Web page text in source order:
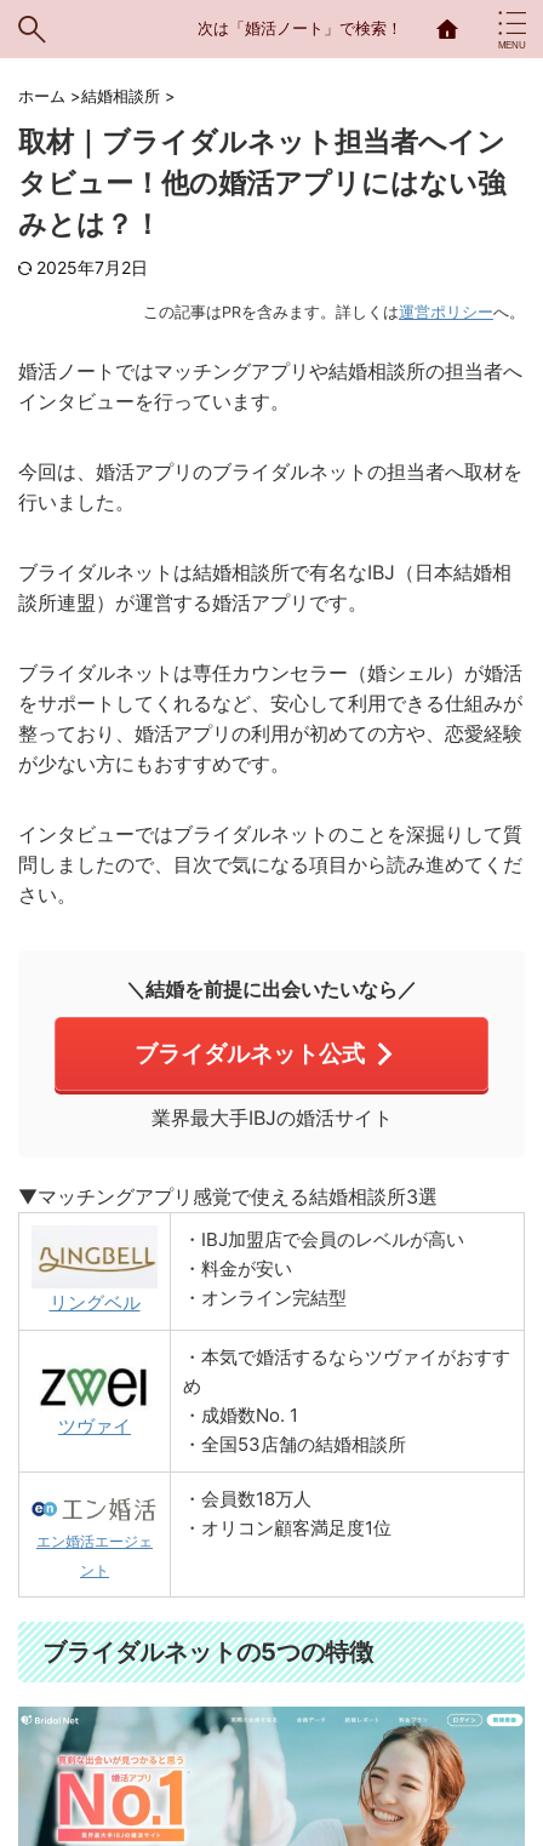
次は「婚活ノート」で検索！
ホーム >結婚相談所 >
取材｜ブライダルネット担当者へイン
タビュー！他の婚活アプリにはない強
みとは？！
2025年7月2日
この記事はPRを含みます。詳しくは運営ポリシーへ。
婚活ノートではマッチングアプリや結婚相談所の担当者へ
インタビューを行っています。
今回は、婚活アプリのブライダルネットの担当者へ取材を
行いました。
ブライダルネットは結婚相談所で有名なIBJ（日本結婚相
談所連盟）が運営する婚活アプリです。
ブライダルネットは専任カウンセラー（婚シェル）が婚活
をサポートしてくれるなど、安心して利用できる仕組みが
整っており、婚活アプリの利用が初めての方や、恋愛経験
が少ない方にもおすすめです。
インタビューではブライダルネットのことを深掘りして質
問しましたので、目次で気になる項目から読み進めてくだ
さい。
＼結婚を前提に出会いたいなら／
ブライダルネット公式
業界最大手IBJの婚活サイト
▼マッチングアプリ感覚で使える結婚相談所3選
リングベル
・IBJ加盟店で会員のレベルが高い
・料金が安い
・オンライン完結型
ツヴァイ
・本気で婚活するならツヴァイがおすす
め
・成婚数No. 1
・全国53店舗の結婚相談所
エン婚活エージェ
ント
・会員数18万人
・オリコン顧客満足度1位
ブライダルネットの5つの特徴